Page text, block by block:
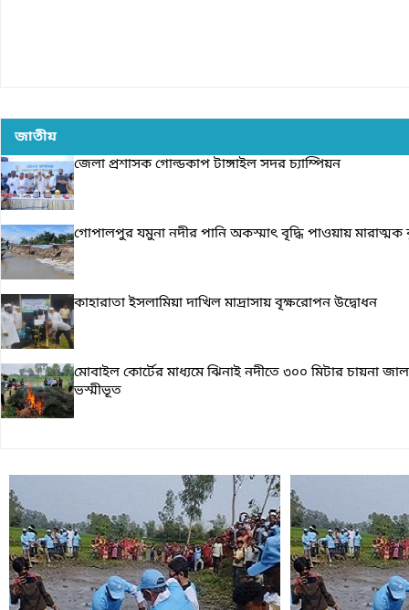
জাতীয়
জেলা প্রশাসক গোল্ডকাপ টাঙ্গাইল সদর চ্যাম্পিয়ন
গোপালপুর যমুনা নদীর পানি অকস্মাৎ বৃদ্ধি পাওয়ায় মারাত্মক
কাহারাতা ইসলামিয়া দাখিল মাদ্রাসায় বৃক্ষরোপন উদ্বোধন
মোবাইল কোর্টের মাধ্যমে ঝিনাই নদীতে ৩০০ মিটার চায়না
ভস্মীভূত